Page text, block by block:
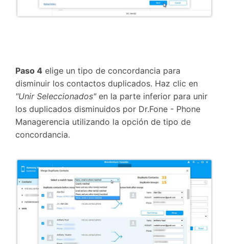
Paso 4 elige un tipo de concordancia para
disminuir los contactos duplicados. Haz clic en
"Unir Seleccionados"en la parte inferior para unir
los duplicados disminuidos por Dr.Fone - Phone
Managerencia utilizando la opción de tipo de
concordancia.